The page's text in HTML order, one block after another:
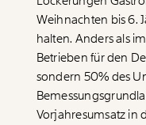
Parlagram
Team
Jobs &
Weihnachten bis 6.
halten. Anders als
Betrieben für den
sondern 50% des
Vorjahresumsatz in